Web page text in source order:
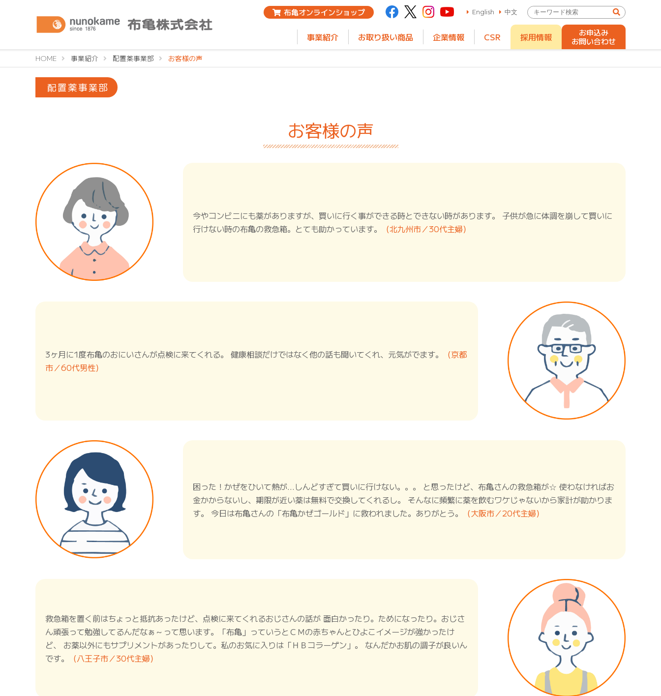
布亀オンラインショップ English 中文
事業紹介 お取り扱い商品 企業情報 CSR 採用情報
お申込み
お問い合わせ
HOME 事業紹介 配置薬事業部 お客様の声
配置薬事業部
お客様の声
今やコンビニにも薬がありますが、買いに行く事ができる時とできない時があります。 子供が急に体調を崩して買いに
行けない時の布亀の救急箱。とても助かっています。
（北九州市／30代主婦）
3ヶ月に1度布亀のおにいさんが点検に来てくれる。 健康相談だけではなく他の話も聞いてくれ、元気がでます。
（京都
市／60代男性）
困った！かぜをひいて熱が…しんどすぎて買いに行けない。。。 と思ったけど、布亀さんの救急箱が☆ 使わなければお
金かからないし、期限が近い薬は無料で交換してくれるし。 そんなに頻繁に薬を飲むワケじゃないから家計が助かりま
す。 今日は布亀さんの「布亀かぜゴールド」に救われました。ありがとう。
（大阪市／20代主婦）
救急箱を置く前はちょっと抵抗あったけど、点検に来てくれるおじさんの話が 面白かったり。ためになったり。おじさ
ん頑張って勉強してるんだなぁ～って思います。「布亀」っていうとＣＭの赤ちゃんとひよこイメージが強かったけ
ど、 お薬以外にもサプリメントがあったりして。私のお気に入りは「ＨＢコラーゲン」。 なんだかお肌の調子が良いん
です。
（八王子市／30代主婦）